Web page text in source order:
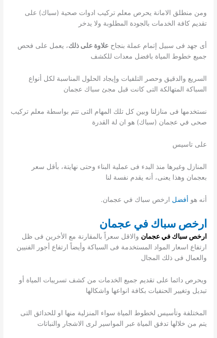
ومن منطلق الامانة يحرص معلم تركيب ادوات صحية (سباك) على
تقديم كافة الخدمات بالجودة المطلوبة ولا يدخر
أى جهد فى سبيل إتمام عملة بنجاحعلاوة على ذلك، يعمل على فحص
جميع خطوط المياة بافضل معدات للكشف
السريع والدقيق وحصر التلفيات وإيجاد الحلول المناسبة لكل أنواع
السباكة المتهالكة التى كانت قبل مجئ سباك عجمان
نستخدمها فى منازلنا وبين كل تلك المهام التى تتم بواسطة معلم تركيب
صحى في عجمان (سباك) هو ان لة القدرة
على تاسيس
المنازل وغيرها منذ البدء فى عملية البناء وحتى نهايتة، بأقل سعر
بعجمان وهذا يعنى، أنه يقدم نفسة لنا
أنه هو أفضل ارخص سباك في عجمان.
ارخص سباك في عجمان
ارخص سباك في عجمان والاقل سعراً بالمقارنة مع الأخرين فى ظل
ارتفاع اسعار المواد المستخدمة فى السباكة وأيضاً ارتفاع أجور الفنيين
والعمال فى ذلك المجال
ويحرص دائما على تقديم جميع الخدمات من كشف تسريبات المياة أو
تبديل وتغيير الحنفيات بكافة انواعها واشكالها
المختلفة وتأسيس لخطوط المياة سواء المنزلية منها او للحدائق التى
يتم من خلالها تدفق المياة عبر المواسير لرى الاشجار والنباتات